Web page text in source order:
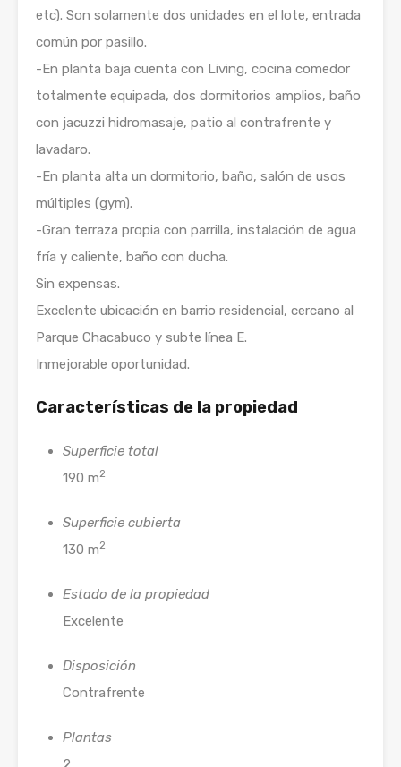
etc). Son solamente dos unidades en el lote, entrada
común por pasillo.
-En planta baja cuenta con Living, cocina comedor
totalmente equipada, dos dormitorios amplios, baño
con jacuzzi hidromasaje, patio al contrafrente y
lavadaro.
-En planta alta un dormitorio, baño, salón de usos
múltiples (gym).
-Gran terraza propia con parrilla, instalación de agua
fría y caliente, baño con ducha.
Sin expensas.
Excelente ubicación en barrio residencial, cercano al
Parque Chacabuco y subte línea E.
Inmejorable oportunidad.
Características de la propiedad
Superficie total
190 m2
Superficie cubierta
130 m2
Estado de la propiedad
Excelente
Disposición
Contrafrente
Plantas